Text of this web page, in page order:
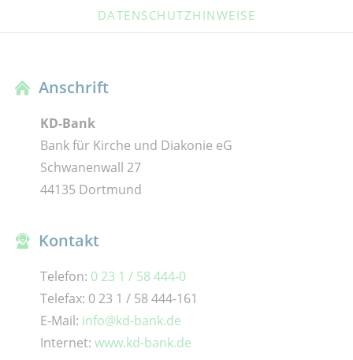
DATENSCHUTZHINWEISE
Anschrift
KD-Bank
Bank für Kirche und Diakonie eG
Schwanenwall 27
44135 Dortmund
Kontakt
Telefon: 0 23 1 / 58 444-0
Telefax: 0 23 1 / 58 444-161
E-Mail: info@kd-bank.de
Internet: www.kd-bank.de